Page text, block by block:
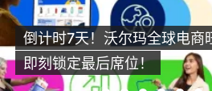
倒计时7天！沃尔玛全球电商
即刻锁定最后席位！